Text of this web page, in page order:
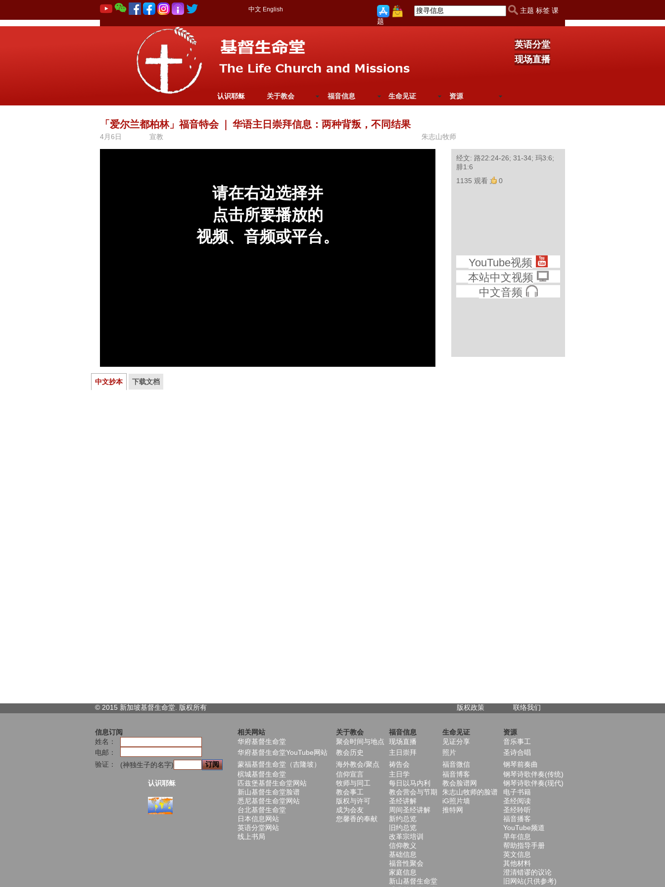
中文 English
主题 标签 课
题
英语分堂
现场直播
认识耶稣 关于教会 福音信息 生命见证 资源
「爱尔兰都柏林」福音特会 华语主日崇拜信息：两种背叛，不同结果
4月6日 宣教 朱志山牧师
经文: 路22:24-26; 31-34; 玛3:6;
腓1:6
1135 观看
0
YouTube视频
本站中文视频
中文音频
中文抄本 下载文档
© 2015 新加坡基督生命堂. 版权所有 版权政策 联络我们
信息订阅 相关网站 关于教会 福音信息 生命见证
资源
姓名：
华府基督生命堂 聚会时间与地点 现场直播 见证分享
音乐事工
电邮：
华府基督生命堂YouTube网站 教会历史 主日崇拜 照片
圣诗合唱
验证：
(神独生子的名字) 蒙福基督生命堂（吉隆坡） 海外教会/聚点 祷告会 福音微信
钢琴前奏曲
槟城基督生命堂
信仰宣言 主日学 福音博客
钢琴诗歌伴奏(传统)
认识耶稣
匹兹堡基督生命堂网站 牧师与同工 每日以马内利 教会脸谱网
钢琴诗歌伴奏(现代)
新山基督生命堂脸谱
教会事工 教会营会与节期 朱志山牧师的脸谱
电子书籍
悉尼基督生命堂网站
版权与许可 圣经讲解 iG照片墙
圣经阅读
台北基督生命堂
成为会友 周间圣经讲解 推特网
圣经聆听
日本信息网站
您馨香的奉献 新约总览
福音播客
英语分堂网站
旧约总览
YouTube频道
线上书局
改革宗培训
早年信息
信仰教义
帮助指导手册
基础信息
英文信息
福音性聚会
其他材料
家庭信息
澄清错谬的议论
新山基督生命堂
旧网站(只供参考)